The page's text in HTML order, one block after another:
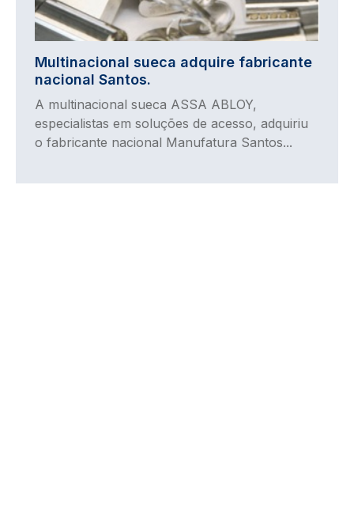
Multinacional sueca adquire fabricante
nacional Santos.
A multinacional sueca ASSA ABLOY,
especialistas em soluções de acesso, adquiriu
o fabricante nacional Manufatura Santos...